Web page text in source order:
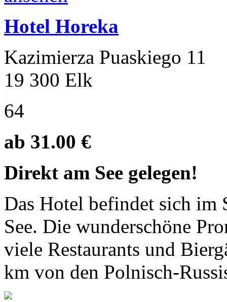
Hotel Horeka
Kazimierza Puaskiego 11
19 300 Elk
64
ab 31.00 €
Direkt am See gelegen!
Das Hotel befindet sich im
See. Die wunderschöne
viele Restaurants und
km von den Polnisch-